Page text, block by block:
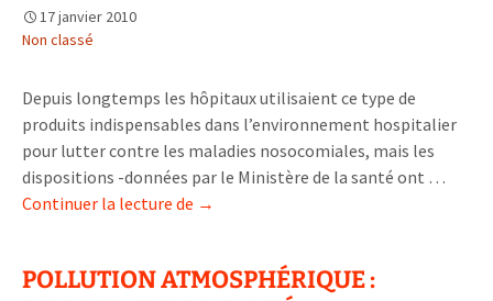
17 janvier 2010
Non classé
Depuis longtemps les hôpitaux utilisaient ce type de
produits indispensables dans l’environnement hospitalier
pour lutter contre les maladies nosocomiales, mais les
dispositions -données par le Ministère de la santé ont …
Continuer la lecture de Le
alcoolique
→
POLLUTION ATMOSPHÉRIQUE :